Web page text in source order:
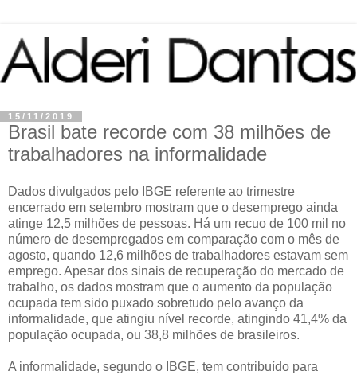
15/11/2019
Brasil bate recorde com 38 milhões de
trabalhadores na informalidade
Dados divulgados pelo IBGE referente ao trimestre
encerrado em setembro mostram que o desemprego ainda
atinge 12,5 milhões de pessoas. Há um recuo de 100 mil no
número de desempregados em comparação com o mês de
agosto, quando 12,6 milhões de trabalhadores estavam sem
emprego. Apesar dos sinais de recuperação do mercado de
trabalho, os dados mostram que o aumento da população
ocupada tem sido puxado sobretudo pelo avanço da
informalidade, que atingiu nível recorde, atingindo 41,4% da
população ocupada, ou 38,8 milhões de brasileiros.
A informalidade, segundo o IBGE, tem contribuído para